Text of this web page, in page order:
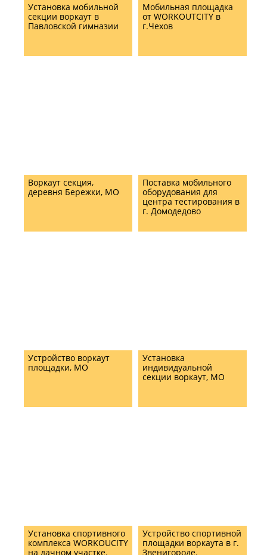
Установка мобильной
секции воркаут в
Павловской гимназии
Мобильная площадка
от WORKOUTCITY в
г.Чехов
Воркаут секция,
деревня Бережки, МО
Поставка мобильного
оборудования для
центра тестирования в
г. Домодедово
Устройство воркаут
площадки, МО
Установка
индивидуальной
секции воркаут, МО
Установка спортивного
комплекса WORKOUCITY
на дачном участке.
Устройство спортивной
площадки воркаута в г.
Звенигороде.